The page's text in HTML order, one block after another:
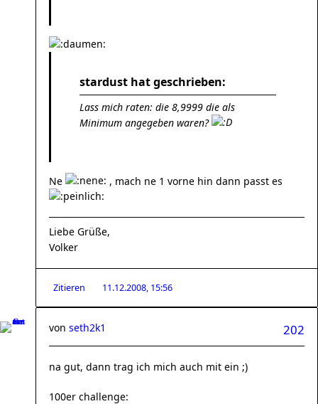
stardust hat geschrieben:
Lass mich raten: die 8,9999 die als
Minimum angegeben waren?
Ne , mach ne 1 vorne hin dann passt es
Liebe Grüße,
Volker
Zitieren 11.12.2008, 15:56
202
von seth2k1
na gut, dann trag ich mich auch mit ein ;)
100er challenge: